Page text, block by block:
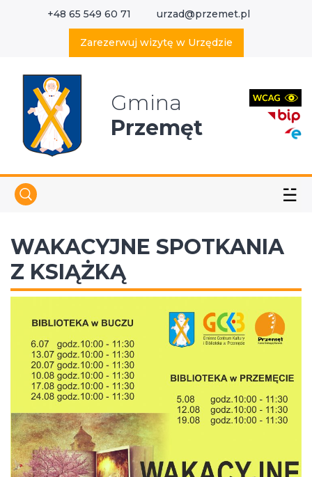
+48 65 549 60 71 urzad@przemet.pl
Zarezerwuj wizytę w Urzędzie
Gmina
Przemęt
☱
WAKACYJNE SPOTKANIA
Z KSIĄŻKĄ
Wyszukaj w serwisie